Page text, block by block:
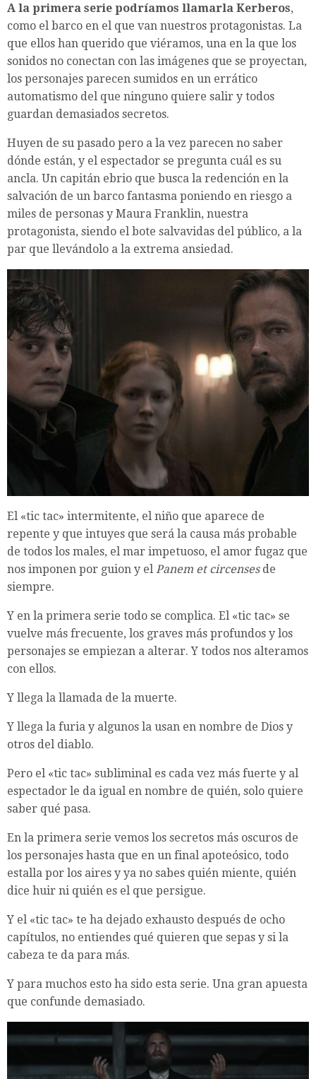
A la primera serie podríamos llamarla Kerberos,
como el barco en el que van nuestros protagonistas. La
que ellos han querido que viéramos, una en la que los
sonidos no conectan con las imágenes que se proyectan,
los personajes parecen sumidos en un errático
automatismo del que ninguno quiere salir y todos
guardan demasiados secretos.
Huyen de su pasado pero a la vez parecen no saber
dónde están, y el espectador se pregunta cuál es su
ancla. Un capitán ebrio que busca la redención en la
salvación de un barco fantasma poniendo en riesgo a
miles de personas y Maura Franklin, nuestra
protagonista, siendo el bote salvavidas del público, a la
par que llevándolo a la extrema ansiedad.
El «tic tac» intermitente, el niño que aparece de
repente y que intuyes que será la causa más probable
de todos los males, el mar impetuoso, el amor fugaz que
nos imponen por guion y el Panem et circensesde
siempre.
Y en la primera serie todo se complica. El «tic tac» se
vuelve más frecuente, los graves más profundos y los
personajes se empiezan a alterar. Y todos nos alteramos
con ellos.
Y llega la llamada de la muerte.
Y llega la furia y algunos la usan en nombre de Dios y
otros del diablo.
Pero el «tic tac» subliminal es cada vez más fuerte y al
espectador le da igual en nombre de quién, solo quiere
saber qué pasa.
En la primera serie vemos los secretos más oscuros de
los personajes hasta que en un final apoteósico, todo
estalla por los aires y ya no sabes quién miente, quién
dice huir ni quién es el que persigue.
Y el «tic tac» te ha dejado exhausto después de ocho
capítulos, no entiendes qué quieren que sepas y si la
cabeza te da para más.
Y para muchos esto ha sido esta serie. Una gran apuesta
que confunde demasiado.